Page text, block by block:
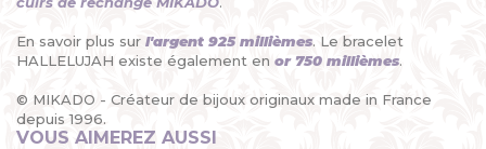
En savoir plus sur l'argent 925 millièmes. Le bracelet
HALLELUJAH existe également en or 750 millièmes.
© MIKADO - Créateur de bijoux originaux made in France
depuis 1996.
VOUS AIMEREZ AUSSI